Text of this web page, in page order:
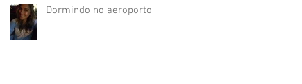
Dormindo no aeroporto